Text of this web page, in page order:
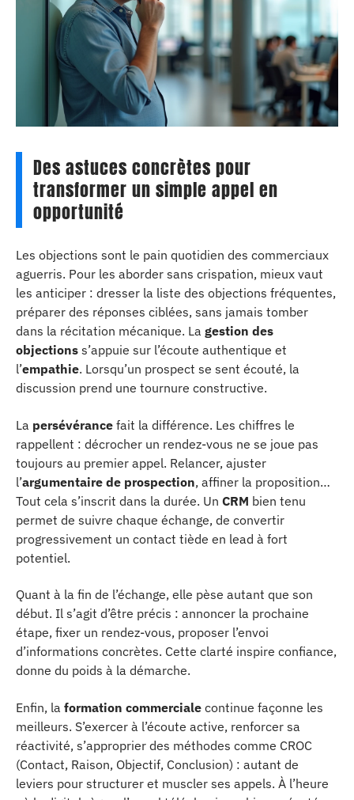
Des astuces concrètes pour
transformer un simple appel en
opportunité
Les objections sont le pain quotidien des commerciaux
aguerris. Pour les aborder sans crispation, mieux vaut
les anticiper : dresser la liste des objections fréquentes,
préparer des réponses ciblées, sans jamais tomber
dans la récitation mécanique. La gestion des
objections s’appuie sur l’écoute authentique et
l’empathie. Lorsqu’un prospect se sent écouté, la
discussion prend une tournure constructive.
La persévérance fait la différence. Les chiffres le
rappellent : décrocher un rendez-vous ne se joue pas
toujours au premier appel. Relancer, ajuster
l’argumentaire de prospection, affiner la proposition…
Tout cela s’inscrit dans la durée. Un CRM bien tenu
permet de suivre chaque échange, de convertir
progressivement un contact tiède en lead à fort
potentiel.
Quant à la fin de l’échange, elle pèse autant que son
début. Il s’agit d’être précis : annoncer la prochaine
étape, fixer un rendez-vous, proposer l’envoi
d’informations concrètes. Cette clarté inspire confiance,
donne du poids à la démarche.
Enfin, la formation commerciale continue façonne les
meilleurs. S’exercer à l’écoute active, renforcer sa
réactivité, s’approprier des méthodes comme CROC
(Contact, Raison, Objectif, Conclusion) : autant de
leviers pour structurer et muscler ses appels. À l’heure